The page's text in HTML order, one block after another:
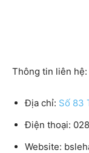
Thông tin liên hệ:
Địa chỉ: Số 83
Điện thoại:
Website: